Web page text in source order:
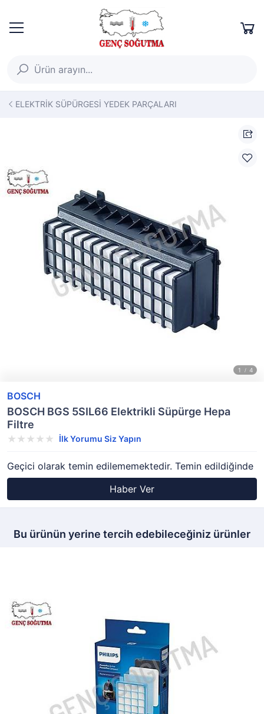
ELEKTRİK SÜPÜRGESİ YEDEK PARÇALARI
BOSCH
BOSCH BGS 5SIL66 Elektrikli Süpürge Hepa
Filtre
İlk Yorumu Siz Yapın
Geçici olarak temin edilememektedir. Temin edildiğinde
Haber Ver
Bu ürünün yerine tercih edebileceğiniz ürünler